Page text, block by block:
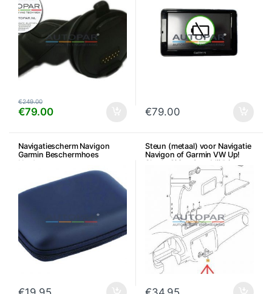
€79.00
€249.00
€79.00
Navigatiescherm Navigon
Garmin Beschermhoes
Hardcover
Steun (metaal) voor Navigatie
Navigon of Garmin VW Up!
Skoda Citigo Seat Mii Ibiza